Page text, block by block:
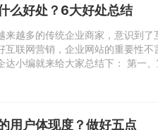
么好处？6大好处总结
来越多的传统企业商家，意识到
互联网营销，企业网站的重要性
达小编就来给大家总结下： 第一
用户体现度？做好五点